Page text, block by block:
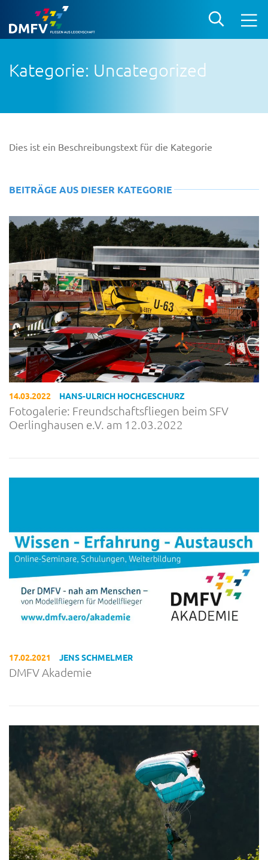
Kategorie: Uncategorized
Dies ist ein Beschreibungstext für die Kategorie
BEITRÄGE AUS DIESER KATEGORIE
14.03.2022 HANS-ULRICH HOCHGESCHURZ
Fotogalerie: Freundschaftsfliegen beim SFV
Oerlinghausen e.V. am 12.03.2022
17.02.2021 JENS SCHMELMER
DMFV Akademie